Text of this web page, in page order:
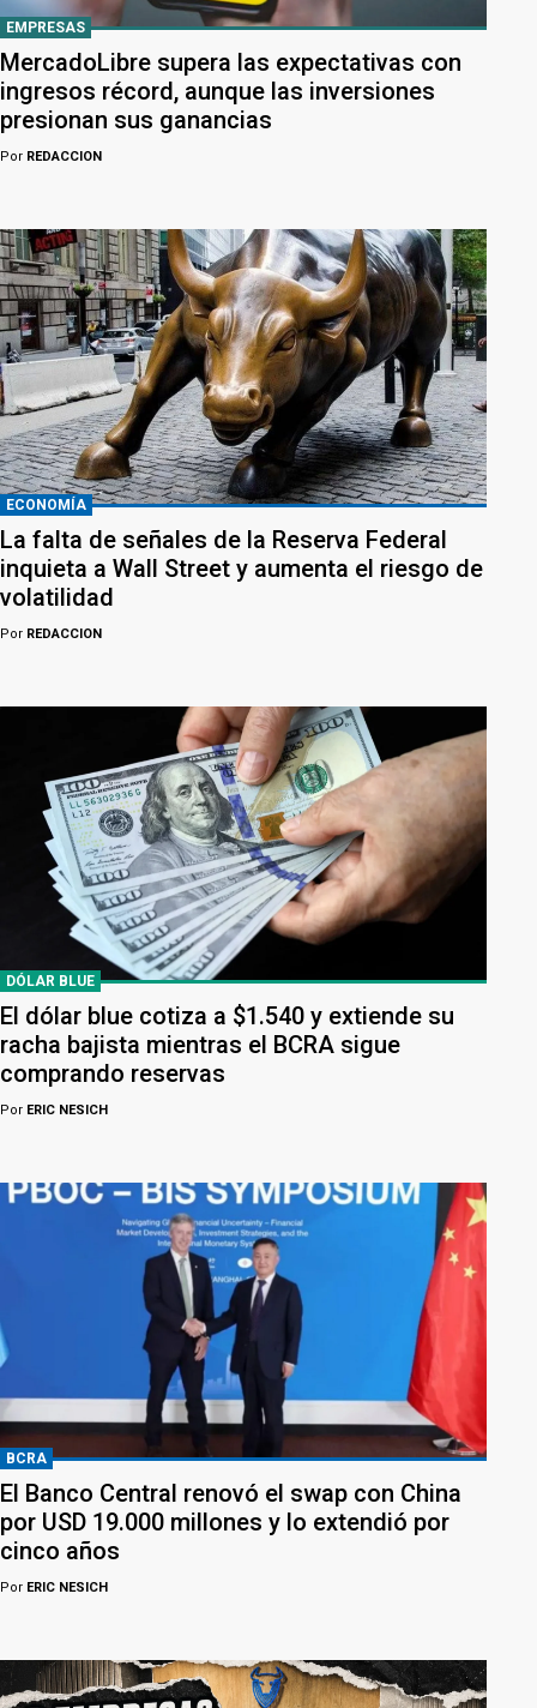
EMPRESAS
MercadoLibre supera las expectativas con
ingresos récord, aunque las inversiones
presionan sus ganancias
Por REDACCION
ECONOMÍA
La falta de señales de la Reserva Federal
inquieta a Wall Street y aumenta el riesgo de
volatilidad
Por REDACCION
DÓLAR BLUE
El dólar blue cotiza a $1.540 y extiende su
racha bajista mientras el BCRA sigue
comprando reservas
Por ERIC NESICH
BCRA
El Banco Central renovó el swap con China
por USD 19.000 millones y lo extendió por
cinco años
Por ERIC NESICH